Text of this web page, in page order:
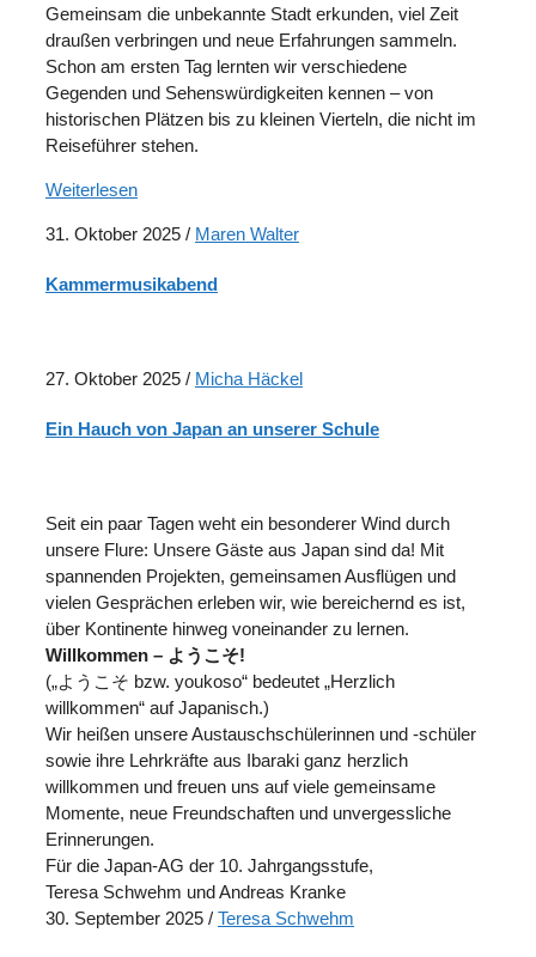
Gemeinsam die unbekannte Stadt erkunden, viel Zeit
draußen verbringen und neue Erfahrungen sammeln.
Schon am ersten Tag lernten wir verschiedene
Gegenden und Sehenswürdigkeiten kennen – von
historischen Plätzen bis zu kleinen Vierteln, die nicht im
Reiseführer stehen.
Weiterlesen
31. Oktober 2025 / Maren Walter
Kammermusikabend
27. Oktober 2025 / Micha Häckel
Ein Hauch von Japan an unserer Schule
Seit ein paar Tagen weht ein besonderer Wind durch
unsere Flure: Unsere Gäste aus Japan sind da! Mit
spannenden Projekten, gemeinsamen Ausflügen und
vielen Gesprächen erleben wir, wie bereichernd es ist,
über Kontinente hinweg voneinander zu lernen.
Willkommen – ようこそ!
(„ようこそ bzw. youkoso“ bedeutet „Herzlich
willkommen“ auf Japanisch.)
Wir heißen unsere Austauschschülerinnen und -schüler
sowie ihre Lehrkräfte aus Ibaraki ganz herzlich
willkommen und freuen uns auf viele gemeinsame
Momente, neue Freundschaften und unvergessliche
Erinnerungen.
Für die Japan-AG der 10. Jahrgangsstufe,
Teresa Schwehm und Andreas Kranke
30. September 2025 / Teresa Schwehm